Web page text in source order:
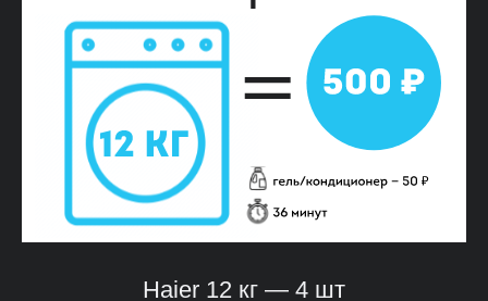
Haier 12 кг — 4 шт